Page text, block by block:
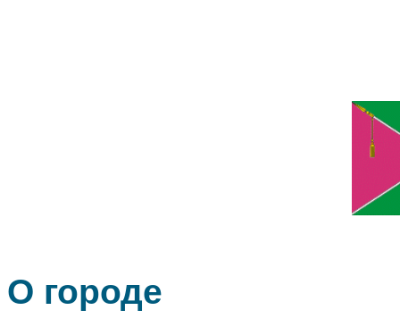
О городе